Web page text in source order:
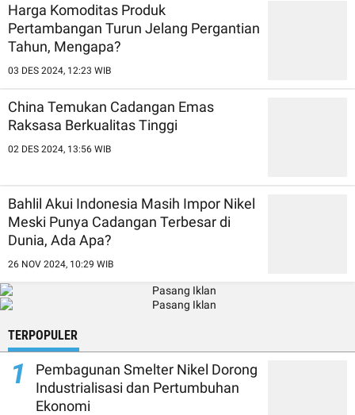
Harga Komoditas Produk
Pertambangan Turun Jelang Pergantian
Tahun, Mengapa?
03 DES 2024, 12:23 WIB
China Temukan Cadangan Emas
Raksasa Berkualitas Tinggi
02 DES 2024, 13:56 WIB
Bahlil Akui Indonesia Masih Impor Nikel
Meski Punya Cadangan Terbesar di
Dunia, Ada Apa?
26 NOV 2024, 10:29 WIB
TERPOPULER
1
Pembagunan Smelter Nikel Dorong
Industrialisasi dan Pertumbuhan
Ekonomi